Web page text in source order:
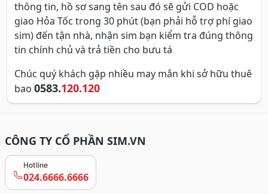
thông tin, hồ sơ sang tên sau đó sẽ gửi COD hoặc
giao Hỏa Tốc trong 30 phút (bạn phải hỗ trợ phí giao
sim) đến tận nhà, nhận sim bạn kiểm tra đúng thông
tin chính chủ và trả tiền cho bưu tá
Chúc quý khách gặp nhiều may mắn khi sở hữu thuê
bao 0583.120.120
CÔNG TY CỔ PHẦN SIM.VN
Hotline
024.6666.6666